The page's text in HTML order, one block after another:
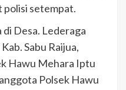
polisi setempat.
Desa. Lederaga
Sabu Raijua,
Hawu Mehara Iptu
Polsek Hawu